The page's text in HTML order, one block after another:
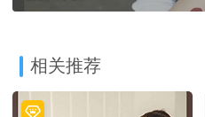
相关推荐